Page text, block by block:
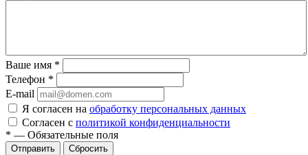
Ваше имя *
Телефон *
E-mail
Я согласен на обработку персональных данных
Согласен с политикой конфиденциальности
* — Обязательные поля
Сбросить